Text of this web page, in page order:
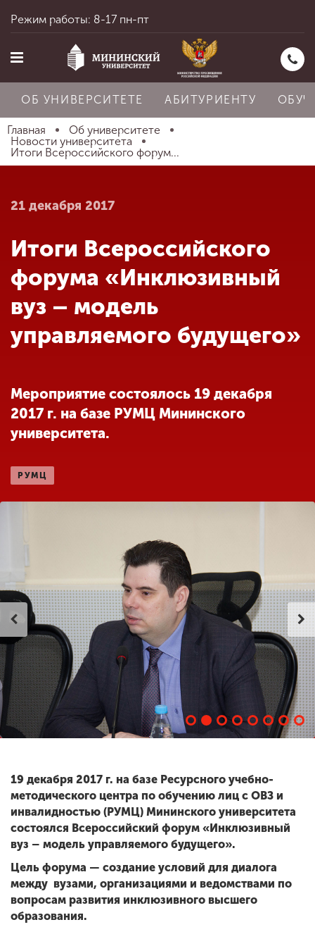
Главная
Абитуриенту
Обучение
Международная
деятельность
Другие виды
Студенческая жизнь
Сведения об
образовательной
организации
ENG CHI
+7 (831) 262-26-20
Режим работы: 8-17 пн-пт
ОБ УНИВЕРСИТЕТЕ АБИТУРИЕНТУ
Главная
Об университете
Новости университета
Итоги Всероссийского форум...
21 декабря 2017
Итоги Всероссийского
форума «Инклюзивный
вуз – модель
управляемого будущего»
Мероприятие состоялось 19 декабря
2017 г. на базе РУМЦ Мининского
университета.
РУМЦ
19 декабря 2017 г. на базе Ресурсного учебно-
методического центра по обучению лиц с ОВЗ и
инвалидностью (РУМЦ) Мининского университета
состоялся Всероссийский форум «Инклюзивный
вуз – модель управляемого будущего».
Цель форума — создание условий для диалога
между вузами, организациями и ведомствами по
вопросам развития инклюзивного высшего
образования.